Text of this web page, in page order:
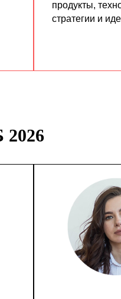
продукты,
стратегии и